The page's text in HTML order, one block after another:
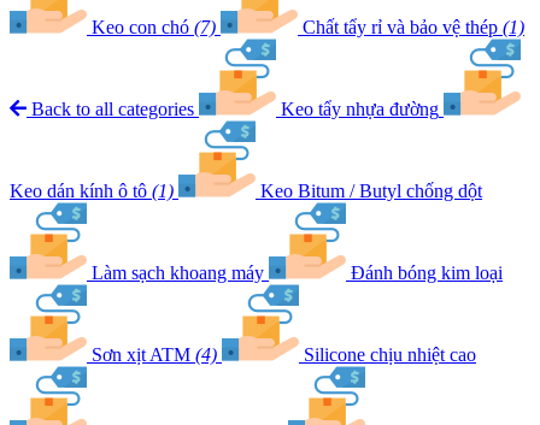
Keo con chó (7) Chất tẩy rỉ và bảo vệ thép (1)
Back to all categories Keo tẩy nhựa đường
Keo dán kính ô tô (1) Keo Bitum / Butyl chống dột
Làm sạch khoang máy Đánh bóng kim loại
Sơn xịt ATM (4) Silicone chịu nhiệt cao